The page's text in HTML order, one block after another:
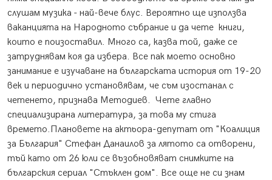
слушам музика - най-вече блус. Вероятно ще използва
ваканцията на Народното събрание и да чете книги,
които е поизоставил. Много са, казва той, даже се
затруднявам коя да избера. Все пак моето основно
занимание е изучаване на българската история от 19-20
век и периодично установявам, че съм изостанал с
четенето, признава Методиев. Чете главно
специализирана литература, за това му стига
времето.Плановете на актьора-депутат от "Коалиция
за България" Стефан Данаилов за лятото са отворени,
тъй като от 26 юли се възобновяват снимките на
българския сериал "Стъклен дом". Все още не си знам